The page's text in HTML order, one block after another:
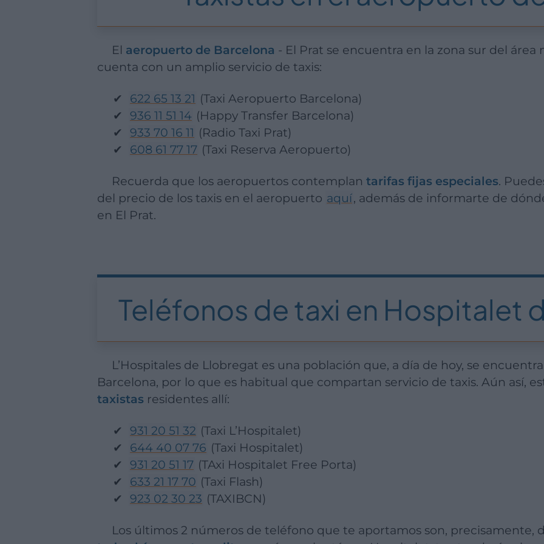
El aeropuerto de Barcelona - El Prat se encuentra en la zona sur del
cuenta con un amplio servicio de taxis:
622 65 13 21 (Taxi Aeropuerto Barcelona)
936 11 51 14 (Happy Transfer Barcelona)
933 70 16 11 (Radio Taxi Prat)
608 61 77 17 (Taxi Reserva Aeropuerto)
Recuerda que los aeropuertos contemplan tarifas fijas especiales.
del precio de los taxis en el aeropuerto aquí, además de informarte de
en El Prat.
Teléfonos de taxi en Hospitalet
L’Hospitales de Llobregat es una población que, a día de hoy, se encuentra prácticamente anexionada a
Barcelona, por lo que es habitual que compartan servicio de taxis. Aún así,
taxistas residentes allí:
931 20 51 32 (Taxi L’Hospitalet)
644 40 07 76 (Taxi Hospitalet)
931 20 51 17 (TAxi Hospitalet Free Porta)
633 21 17 70 (Taxi Flash)
923 02 30 23 (TAXIBCN)
Los últimos 2 números de teléfono que te aportamos son, precisamente,